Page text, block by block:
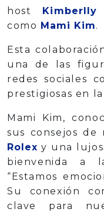
host Kimberlly
como Mami Kim.
Esta
una de las
redes sociales
prestigiosas en
Mami Kim,
sus consejos de
Rolex y una
bienvenida a
“Estamos
Su conexión
clave para